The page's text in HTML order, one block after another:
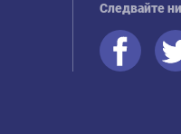
Следвайте